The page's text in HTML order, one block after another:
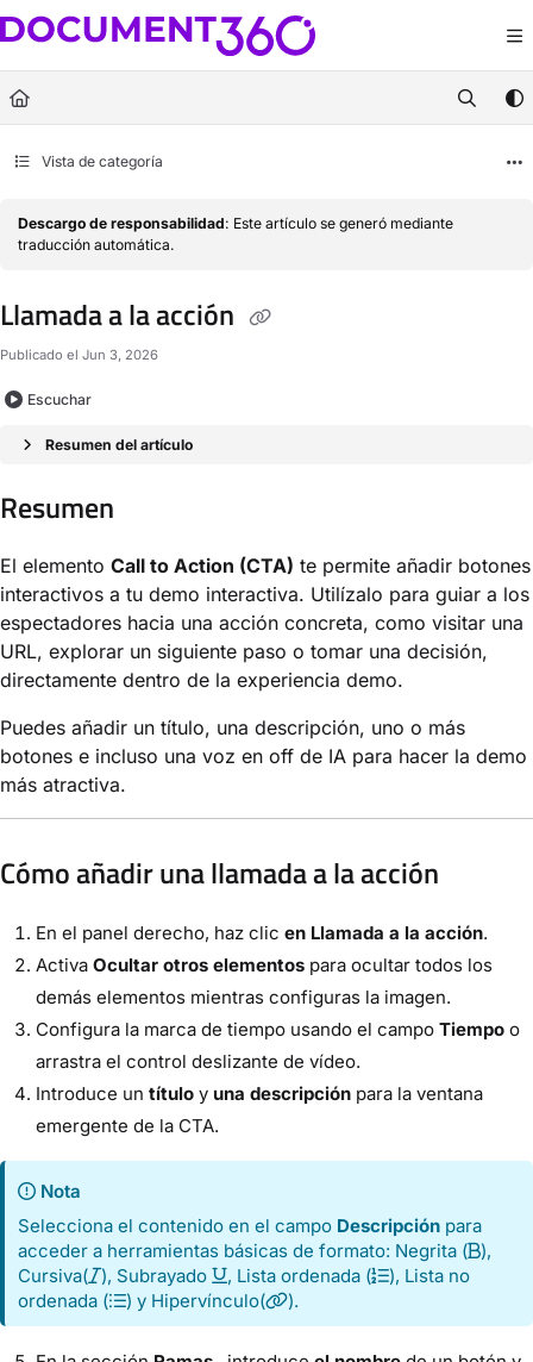
Documentation Index
Fetch the complete documentation index at:https://docs.document360.com/
Use this file to discover all available pages before exploring further.
Vista de categoría
Descargo de responsabilidad: Este artículo se generó mediante
traducción automática.
Llamada a la acción
Publicado el Jun 3, 2026
Escuchar
Resumen del artículo
Resumen
El elemento Call to Action (CTA) te permite añadir botones
interactivos a tu demo interactiva. Utilízalo para guiar a los
espectadores hacia una acción concreta, como visitar una
URL, explorar un siguiente paso o tomar una decisión,
directamente dentro de la experiencia demo.
Puedes añadir un título, una descripción, uno o más
botones e incluso una voz en off de IA para hacer la demo
más atractiva.
Cómo añadir una llamada a la acción
En el panel derecho, haz clic en Llamada a la acción.
Activa Ocultar otros elementos para ocultar todos los
demás elementos mientras configuras la imagen.
Configura la marca de tiempo usando el campo Tiempo o
arrastra el control deslizante de vídeo.
Introduce un título y una descripción para la ventana
emergente de la CTA.
Nota
Selecciona el contenido en el campo Descripción para
acceder a herramientas básicas de formato: Negrita (
),
Cursiva( ), Subrayado , Lista ordenada (
), Lista no
ordenada (
) y Hipervínculo( ).